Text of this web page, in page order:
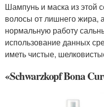
Шампунь и маска из этой
волосы от лишнего жира,
нормальную работу
использование данных
иметь чистые,
«Schwarzkopf Bona